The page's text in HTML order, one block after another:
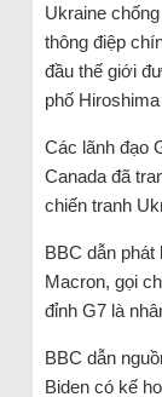
Ukraine
thông điệp
đầu thế giới
phố
Các lãnh đạo
Canada đã
chiến tranh
BBC dẫn phát
Macron, gọi
đỉnh G7 là
BBC dẫn
Biden có kế